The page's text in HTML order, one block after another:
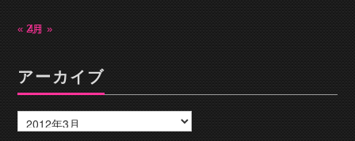
« 2月4月 »
アーカイブ
ー
カ